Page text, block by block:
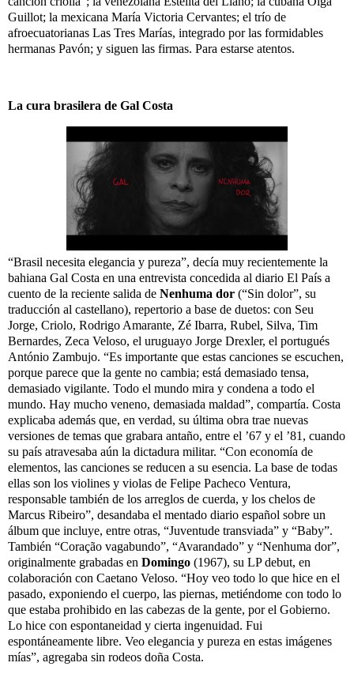
Guillot; la mexicana María Victoria Cervantes; el trío de
afroecuatorianas Las Tres Marías, integrado por las formidables
hermanas Pavón; y siguen las firmas. Para estarse atentos.
La cura brasilera de Gal Costa
“Brasil necesita elegancia y pureza”, decía muy recientemente la
bahiana Gal Costa en una entrevista concedida al diario El País a
cuento de la reciente salida de Nenhuma dor (“Sin dolor”, su
traducción al castellano), repertorio a base de duetos: con Seu
Jorge, Criolo, Rodrigo Amarante, Zé Ibarra, Rubel, Silva, Tim
Bernardes, Zeca Veloso, el uruguayo Jorge Drexler, el portugués
António Zambujo. “Es importante que estas canciones se escuchen,
porque parece que la gente no cambia; está demasiado tensa,
demasiado vigilante. Todo el mundo mira y condena a todo el
mundo. Hay mucho veneno, demasiada maldad”, compartía. Costa
explicaba además que, en verdad, su última obra trae nuevas
versiones de temas que grabara antaño, entre el ’67 y el ’81, cuando
su país atravesaba aún la dictadura militar. “Con economía de
elementos, las canciones se reducen a su esencia. La base de todas
ellas son los violines y violas de Felipe Pacheco Ventura,
responsable también de los arreglos de cuerda, y los chelos de
Marcus Ribeiro”, desandaba el mentado diario español sobre un
álbum que incluye, entre otras, “Juventude transviada” y “Baby”.
También “Coração vagabundo”, “Avarandado” y “Nenhuma dor”,
originalmente grabadas en Domingo (1967), su LP debut, en
colaboración con Caetano Veloso. “Hoy veo todo lo que hice en el
pasado, exponiendo el cuerpo, las piernas, metiéndome con todo lo
que estaba prohibido en las cabezas de la gente, por el Gobierno.
Lo hice con espontaneidad y cierta ingenuidad. Fui
espontáneamente libre. Veo elegancia y pureza en estas imágenes
mías”, agregaba sin rodeos doña Costa.